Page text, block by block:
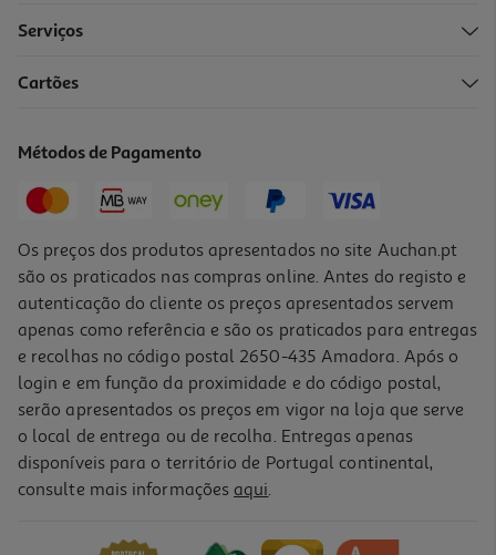
Desodorizante Isdin Sensitive 50ml
Serviços
Cartões
Métodos de Pagamento
Os preços dos produtos apresentados no site Auchan.pt
são os praticados nas compras online. Antes do registo e
autenticação do cliente os preços apresentados servem
apenas como referência e são os praticados para entregas
e recolhas no código postal 2650-435 Amadora. Após o
login e em função da proximidade e do código postal,
serão apresentados os preços em vigor na loja que serve
o local de entrega ou de recolha. Entregas apenas
disponíveis para o território de Portugal continental,
consulte mais informações aqui.